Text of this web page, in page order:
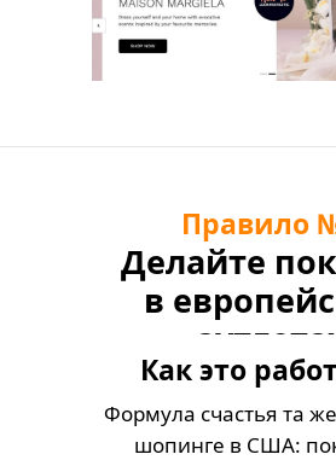
Делайте
в
Правило
Формула счастья та
шопинге в США:
Как это